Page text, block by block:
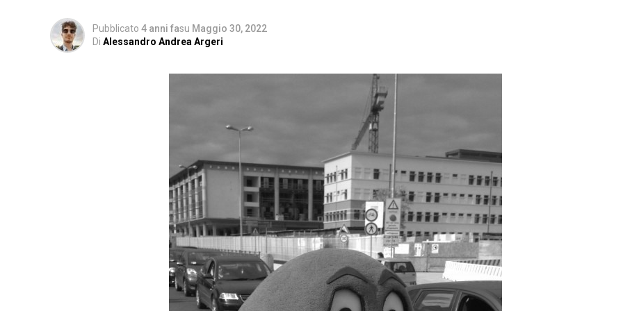
Pubblicato 4 anni fasu Maggio 30, 2022
Di Alessandro Andrea Argeri